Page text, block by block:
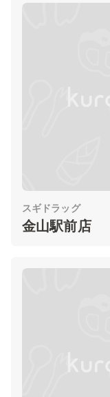
スギドラッグ
金山駅前店